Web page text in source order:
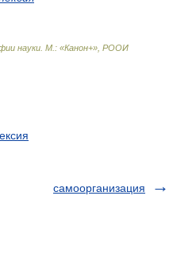
науки. М.: «Канон+», РООИ
самоорганизация